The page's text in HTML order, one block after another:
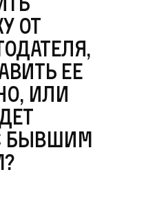
от
ее
или
бывшим